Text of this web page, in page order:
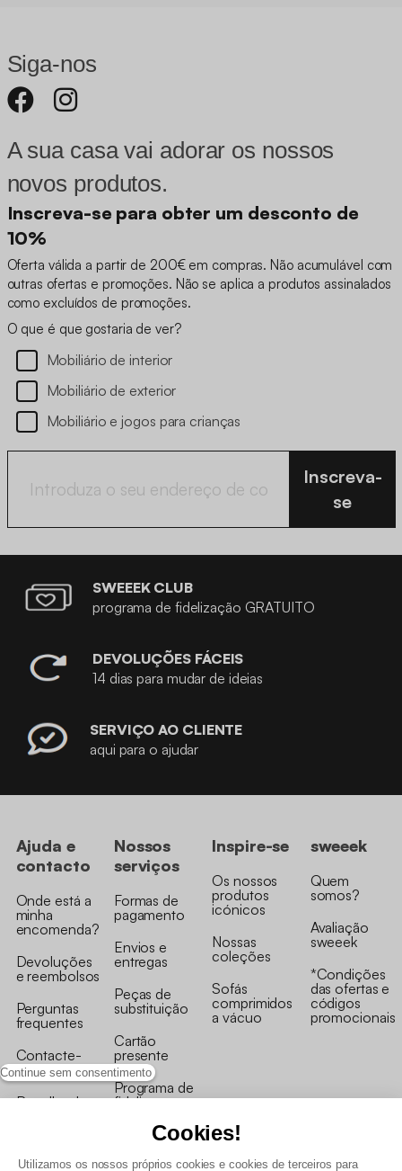
Continue sem consentimento
Cookies!
Utilizamos os nossos próprios cookies e cookies de terceiros para
Siga-nos
A sua casa vai adorar os nossos
novos produtos.
Inscreva-se para obter um desconto de
10%
Oferta válida a partir de 200€ em compras. Não acumulável com
outras ofertas e promoções. Não se aplica a produtos assinalados
como excluídos de promoções.
O que é que gostaria de ver?
Mobiliário de interior
Mobiliário de exterior
Mobiliário e jogos para crianças
Inscreva-
se
SWEEEK CLUB
programa de fidelização GRATUITO
DEVOLUÇÕES FÁCEIS
14 dias para mudar de ideias
SERVIÇO AO CLIENTE
aqui para o ajudar
Ajuda e
contacto
Onde está a
minha
encomenda?
Devoluções
e reembolsos
Perguntas
frequentes
Contacte-
nos
Recolha de
Nossos
serviços
Formas de
pagamento
Envios e
entregas
Peças de
substituição
Cartão
presente
Programa de
fidelizaçao
Inspire-se
Os nossos
produtos
icónicos
Nossas
coleções
Sofás
comprimidos
a vácuo
sweeek
Quem
somos?
Avaliação
sweeek
*Condições
das ofertas e
códigos
promocionais